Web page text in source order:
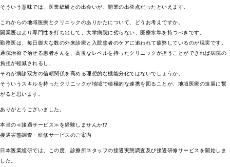
そういう意味では、医業総研との出会いが、開業の出発点だったといえます。
これからの地域医療とクリニックのありかたについて、どうお考えですか。
開業医はより専門性を打ち出して、大学病院に劣らない、医療水準を持つべきです。
勤務医は、毎日膨大な数の外来診療と入院患者のケアに追われて疲弊しているのが現実です。
通院治療で治せる患者さんを、高度なレベルを持ったクリニックが担うことができれば病院の
負担が軽減されるし、
それが病診双方の信頼関係を高める理想的な機能分化ではないでしょうか。
そういうスキルを持ったクリニックが地域で積極的な連携を図ることが、地域医療の進展に繋
がると思います。
ありがとうございました。
本当の≪接遇サービス≫を経験しませんか!?
接遇実態調査・研修サービスのご案内
日本医業総研では、この度、診療所スタッフの接遇実態調査及び接遇研修サービスを開始しま
した。